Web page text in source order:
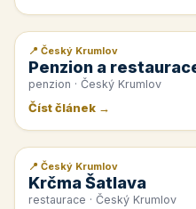
📰 PR článek
📍 Český Krumlov
Penzion a
penzion · Český Krumlov
Číst článek →
📰 PR článek
📍 Český Krumlov
Krčma Šatlava
restaurace · Český Krumlov